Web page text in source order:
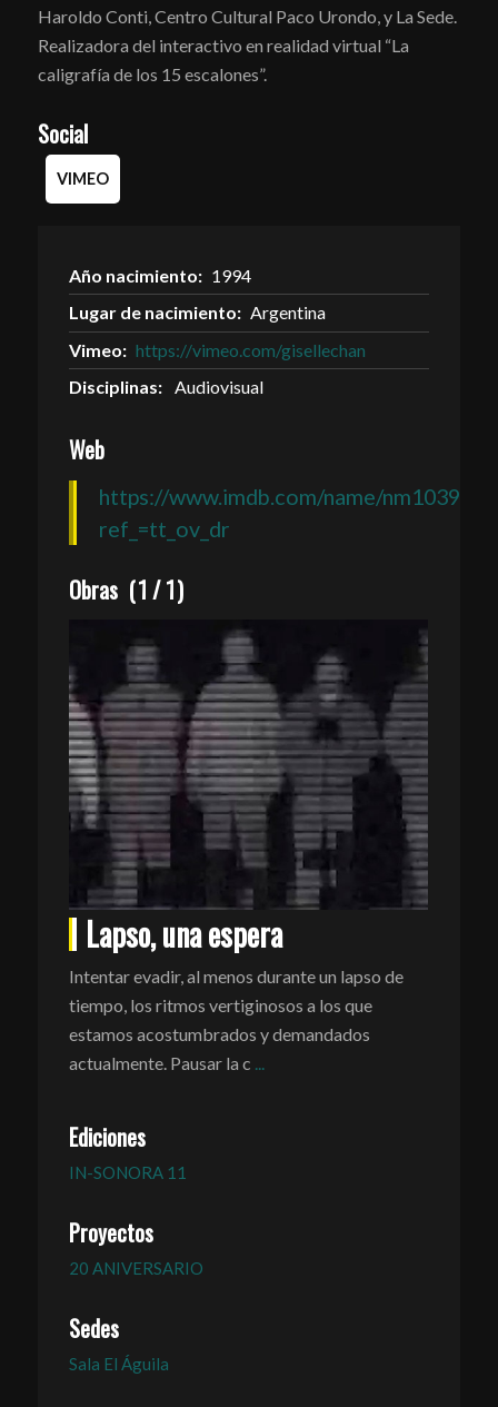
Haroldo Conti, Centro Cultural Paco Urondo, y La Sede.
Realizadora del interactivo en realidad virtual “La
caligrafía de los 15 escalones”.
Social
VIMEO
Año nacimiento: 1994
Lugar de nacimiento: Argentina
Vimeo: https://vimeo.com/gisellechan
Disciplinas: Audiovisual
Web
https://www.imdb.com/name/
ref_=tt_ov_dr
Obras (1 /1)
Lapso, una espera
Intentar evadir, al menos durante un lapso de
tiempo, los ritmos vertiginosos a los que
estamos acostumbrados y demandados
actualmente. Pausar la c
Ediciones
IN-SONORA 11
Proyectos
20 ANIVERSARIO
Sedes
Sala El Águila